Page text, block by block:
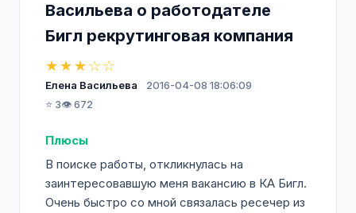
Васильева о работодателе
Бигл рекрутинговая компания
★★★☆☆
Елена Васильева
2016-04-08 18:06:09
⭐ 3👁️ 672
Плюсы
В поиске работы, откликнулась на
заинтересовавшую меня вакансию в КА Бигл.
Очень быстро со мной связалась ресечер из